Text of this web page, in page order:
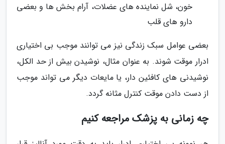
خون، شل نماینده های عضلات، آرام بخش ها و بعضی
دارو های قلب
بعضی عوامل سبک زندگی نیز می توانند موجب بی اختیاری
ادرار موقت شوند. به عنوان مثال، نوشیدن بیش از حد الکل،
نوشیدنی های کافئین دار، یا مایعات دیگر می تواند موجب
از دست دادن موقت کنترل مثانه گردد.
چه زمانی به پزشک مراجعه کنیم